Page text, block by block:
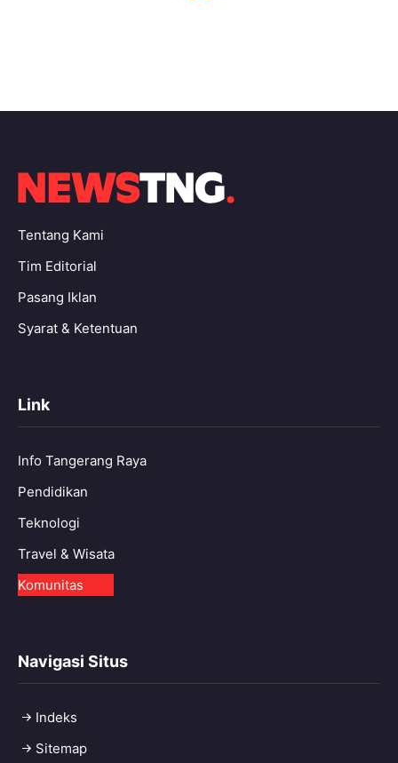
Tentang Kami
Tim Editorial
Pasang Iklan
Syarat & Ketentuan
Link
Info Tangerang Raya
Pendidikan
Teknologi
Travel & Wisata
Komunitas
Navigasi Situs
Indeks
Sitemap